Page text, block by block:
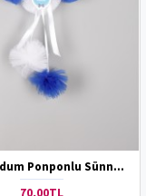
Erkek Oldum Ponponlu Sünnet Kapı Süsü
70,00TL